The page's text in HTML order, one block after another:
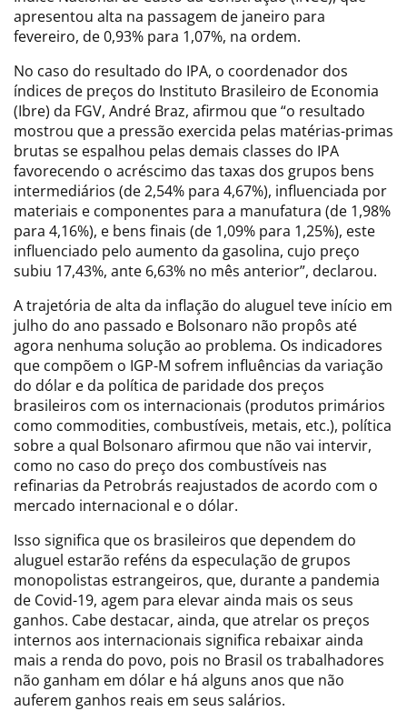
apresentou alta na passagem de janeiro para
fevereiro, de 0,93% para 1,07%, na ordem.
No caso do resultado do IPA, o coordenador dos
índices de preços do Instituto Brasileiro de Economia
(Ibre) da FGV, André Braz, afirmou que “o resultado
mostrou que a pressão exercida pelas matérias-primas
brutas se espalhou pelas demais classes do IPA
favorecendo o acréscimo das taxas dos grupos bens
intermediários (de 2,54% para 4,67%), influenciada por
materiais e componentes para a manufatura (de 1,98%
para 4,16%), e bens finais (de 1,09% para 1,25%), este
influenciado pelo aumento da gasolina, cujo preço
subiu 17,43%, ante 6,63% no mês anterior”, declarou.
A trajetória de alta da inflação do aluguel teve início em
julho do ano passado e Bolsonaro não propôs até
agora nenhuma solução ao problema. Os indicadores
que compõem o IGP-M sofrem influências da variação
do dólar e da política de paridade dos preços
brasileiros com os internacionais (produtos primários
como commodities, combustíveis, metais, etc.), política
sobre a qual Bolsonaro afirmou que não vai intervir,
como no caso do preço dos combustíveis nas
refinarias da Petrobrás reajustados de acordo com o
mercado internacional e o dólar.
Isso significa que os brasileiros que dependem do
aluguel estarão reféns da especulação de grupos
monopolistas estrangeiros, que, durante a pandemia
de Covid-19, agem para elevar ainda mais os seus
ganhos. Cabe destacar, ainda, que atrelar os preços
internos aos internacionais significa rebaixar ainda
mais a renda do povo, pois no Brasil os trabalhadores
não ganham em dólar e há alguns anos que não
auferem ganhos reais em seus salários.